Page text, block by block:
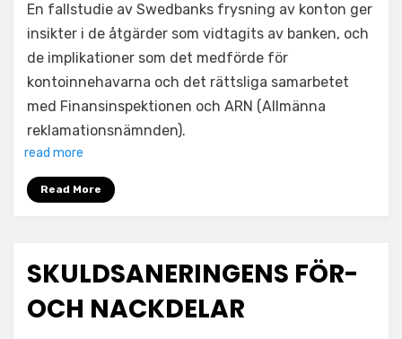
En fallstudie av Swedbanks frysning av konton ger
insikter i de åtgärder som vidtagits av banken, och
de implikationer som det medförde för
kontoinnehavarna och det rättsliga samarbetet
med Finansinspektionen och ARN (Allmänna
reklamationsnämnden).
read more
Read More
SKULDSANERINGENS FÖR-
OCH NACKDELAR